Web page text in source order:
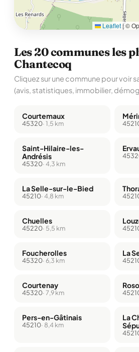
Leaflet|©
Les 20 communes les
Chantecoq
Cliquez sur une commune pour voir
(avis, statistiques, immobilier,
Courtemaux
45320· 1,5 km
Saint-Hilaire-les-
Andrésis
45320· 4,3 km
La Selle-sur-le-Bied
45210· 4,8 km
Chuelles
45220· 5,5 km
Foucherolles
45320· 6,3 km
La
Courtenay
45320· 7,9 km
Pers-en-Gâtinais
45210· 8,4 km
La